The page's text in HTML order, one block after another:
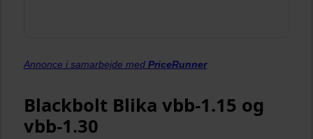
Annonce i samarbejde med PriceRunner
Blackbolt Blika vbb-1.15 og
vbb-1.30